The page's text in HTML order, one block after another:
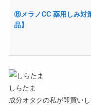
⑧メラノCC 薬用しみ対
品】
しらたま
成分オタクの私が即買い